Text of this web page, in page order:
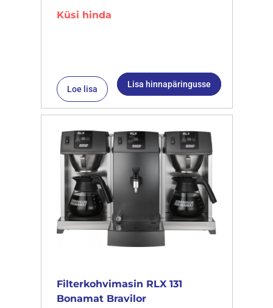
Küsi hinda
Loe lisa Lisa hinnapäringusse
Filterkohvimasin RLX 131
Bonamat Bravilor